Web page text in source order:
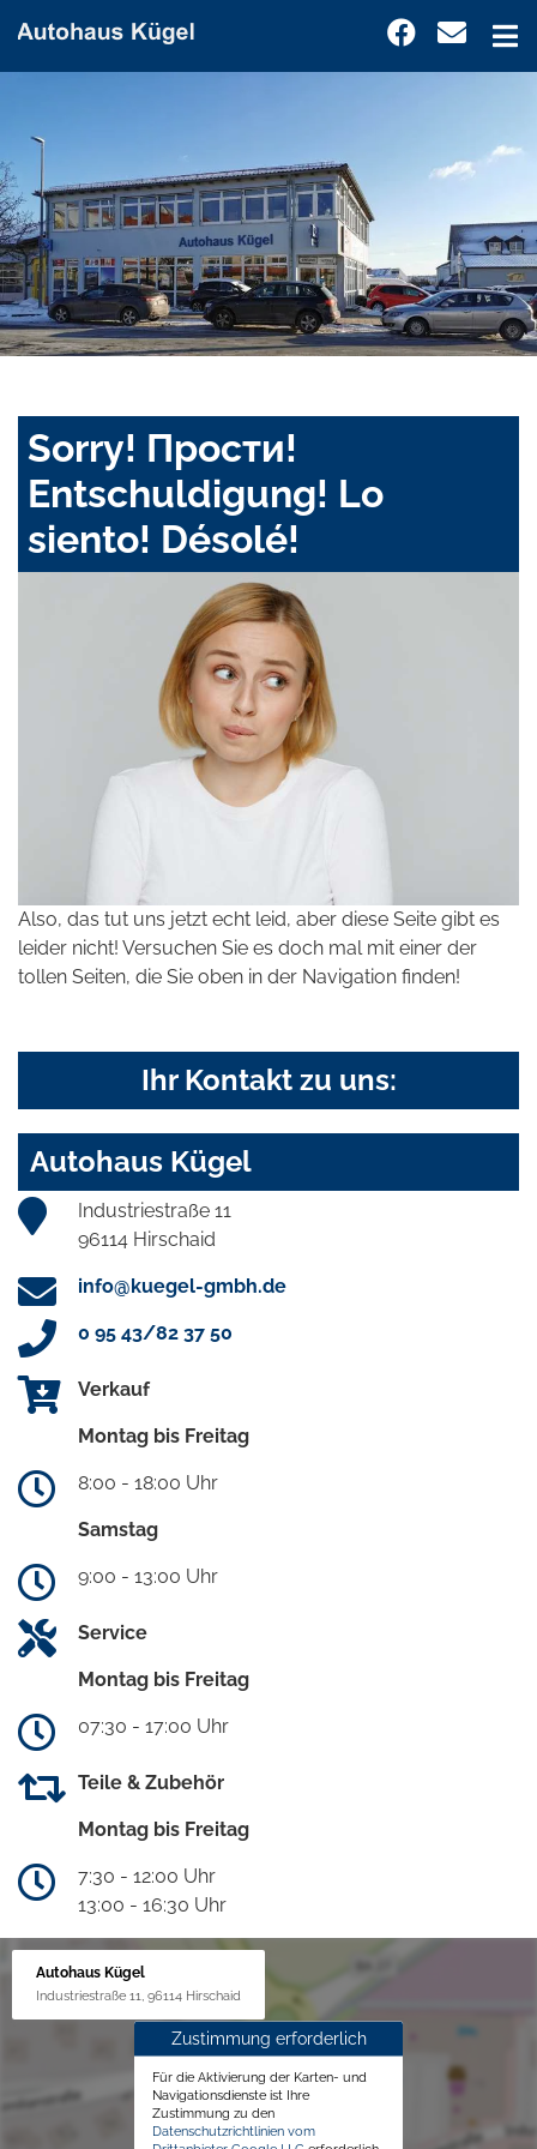
Sorry! Прости!
Entschuldigung! Lo
siento! Désolé!
Also, das tut uns jetzt echt leid, aber diese Seite gibt es
leider nicht! Versuchen Sie es doch mal mit einer der
tollen Seiten, die Sie oben in der Navigation finden!
Ihr Kontakt zu uns:
Autohaus Kügel
Industriestraße 11
96114 Hirschaid
info@kuegel-gmbh.de
0 95 43/82 37 50
Verkauf
Montag bis Freitag
8:00 - 18:00 Uhr
Samstag
9:00 - 13:00 Uhr
Service
Montag bis Freitag
07:30 - 17:00 Uhr
Teile & Zubehör
Montag bis Freitag
7:30 - 12:00 Uhr
13:00 - 16:30 Uhr
Autohaus Kügel
Industriestraße 11, 96114 Hirschaid
Zustimmung erforderlich
Für die Aktivierung der Karten- und
Navigationsdienste ist Ihre
Zustimmung zu den
Datenschutzrichtlinien vom